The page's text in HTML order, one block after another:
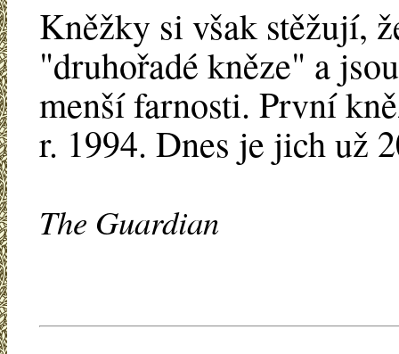
Kněžky si však stěžují,
"druhořadé kněze" a
menší farnosti. První
r. 1994. Dnes je jich už
The Guardian